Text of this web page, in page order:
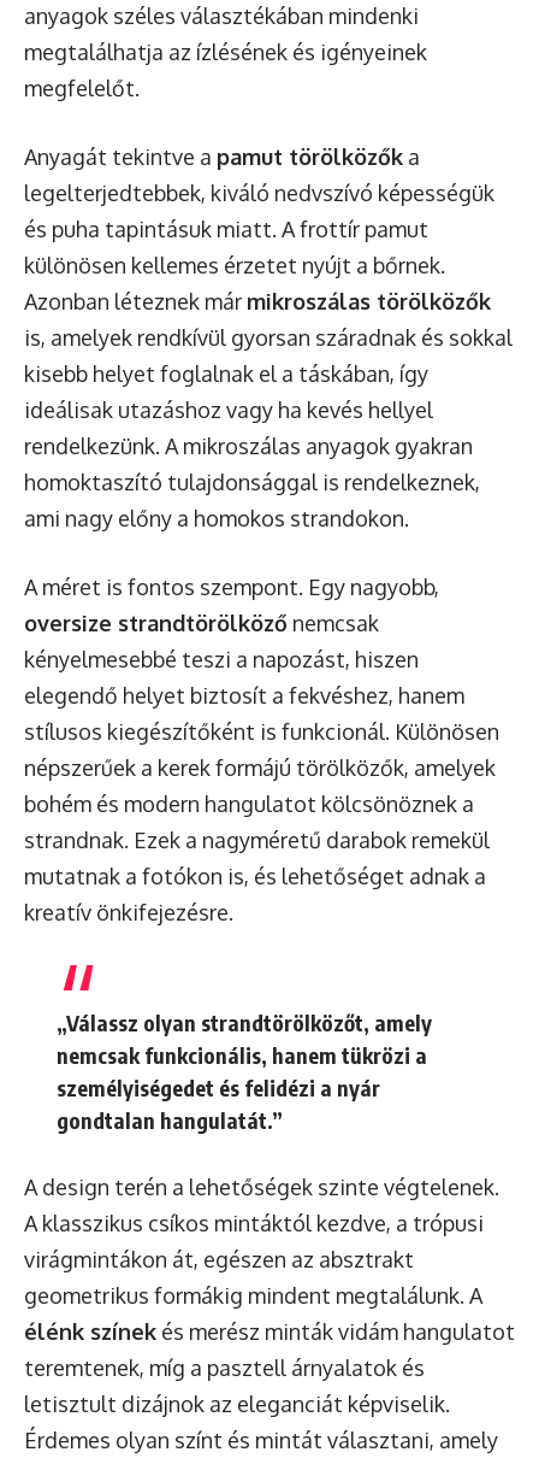
anyagok széles választékában mindenki
megtalálhatja az ízlésének és igényeinek
megfelelőt.
Anyagát tekintve a pamut törölközők a
legelterjedtebbek, kiváló nedvszívó képességük
és puha tapintásuk miatt. A frottír pamut
különösen kellemes érzetet nyújt a bőrnek.
Azonban léteznek már mikroszálas törölközők
is, amelyek rendkívül gyorsan száradnak és sokkal
kisebb helyet foglalnak el a táskában, így
ideálisak utazáshoz vagy ha kevés hellyel
rendelkezünk. A mikroszálas anyagok gyakran
homoktaszító tulajdonsággal is rendelkeznek,
ami nagy előny a homokos strandokon.
A méret is fontos szempont. Egy nagyobb,
oversize strandtörölköző nemcsak
kényelmesebbé teszi a napozást, hiszen
elegendő helyet biztosít a fekvéshez, hanem
stílusos kiegészítőként is funkcionál. Különösen
népszerűek a kerek formájú törölközők, amelyek
bohém és modern hangulatot kölcsönöznek a
strandnak. Ezek a nagyméretű darabok remekül
mutatnak a fotókon is, és lehetőséget adnak a
kreatív önkifejezésre.
„Válassz olyan strandtörölközőt, amely
nemcsak funkcionális, hanem tükrözi a
személyiségedet és felidézi a nyár
gondtalan hangulatát.”
A design terén a lehetőségek szinte végtelenek.
A klasszikus csíkos mintáktól kezdve, a trópusi
virágmintákon át, egészen az absztrakt
geometrikus formákig mindent megtalálunk. A
élénk színek és merész minták vidám hangulatot
teremtenek, míg a pasztell árnyalatok és
letisztult dizájnok az eleganciát képviselik.
Érdemes olyan színt és mintát választani, amely